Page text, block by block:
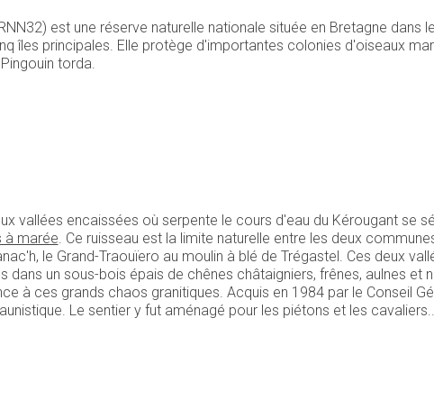
est une réserve naturelle nationale située en Bretagne dans
îles principales. Elle protège d'importantes colonies d'oiseaux
torda.
vallées encaissées où serpente le cours d'eau du Kérougant se
à marée. Ce ruisseau est la limite naturelle entre les deux
le Grand-Traouïero au moulin à blé de Trégastel. Ces deux
un sous-bois épais de chênes châtaigniers, frênes, aulnes et
à ces grands chaos granitiques. Acquis en 1984 par le Conseil
Le sentier y fut aménagé pour les piétons et les